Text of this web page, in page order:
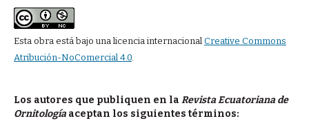
Esta obra está bajo una licencia internacional Creative Commons
Atribución-NoComercial 4.0.
Los autores que publiquen en la Revista Ecuatoriana de
Ornitologíaaceptan los siguientes términos: